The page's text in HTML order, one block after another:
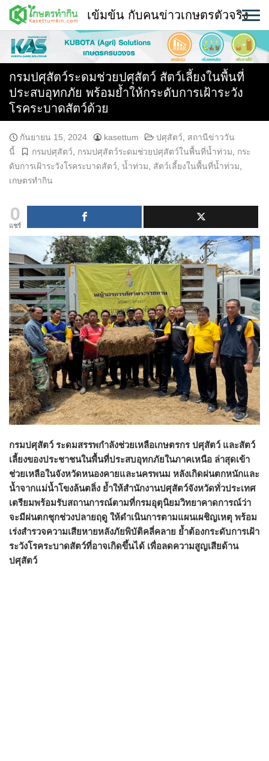
Skip
content
พืช
หน้าแรก
แวดวงเกษตร
สถานีข่าววันนี้
เข้มข้น กับคนข่าวเกษตรตัวจริง
กรมปศุสัตว์ระดมช่วยปศุสัตว์ สัตว์เลี้ยงในพื้นที่
ประสบอุทกภัย พร้อมย้ำให้กระดับการเฝ้าระวัง
โรคระบาดสัตว์ด้วย
กันยายน 15, 2024 kasettum ปศุสัตว์, สถานีข่าววัน
นี้
กรมปศุสัตว์, กรมปศุสัตว์ระดมช่วยปศุสัตว์ในพื้นที่น้ำท่วม, กระ
ดับการเฝ้าระวังโรคระบาดสัตว์, น้ำท่วม, สัตว์เลี้ยงในพื้นที่น้ำท่วม,
เกษตรทำกิน
0
แชร์
กรมปศุสัตว์ ระดมสรรพกำลังช่วยเหลือเกษตรกร ปศุสัตว์ และสัตว์
เลี้ยงของประชาชนในพื้นที่ประสบอุทกภัยในภาคเหนือ ล่าสุดเข้า
ช่วยเหลือในจังหวัดหนองคายและนครพนม หลังเกิดฝนตกหนักและ
น้ำจากแม่น้ำโขงล้นตลิ่ง ย้ำให้สำนักงานปศุสัตว์จังหวัดทั่วประเทศ
เตรียมพร้อมรับสถานการณ์ตามที่กรมอุตุนิยมวิทยาคาดการณ์ว่า
จะมีฝนตกชุกช่วงปลายฤดู ให้ดำเนินการตามแผนเผชิญเหตุ พร้อม
เร่งสำรวจความเสียหายหลังภัยพิบัติคลี่คลาย ย้ำต้องกระดับการเฝ้า
ระวังโรคระบาดสัตว์ที่อาจเกิดขึ้นได้ เพื่อลดความสูญเสียด้าน
ปศุสัตว์